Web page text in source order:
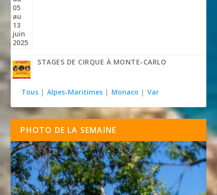
STAGES DE CIRQUE À MONTE-CARLO
Tous | Alpes-Maritimes | Monaco | Var
PHOTO DE LA SEMAINE